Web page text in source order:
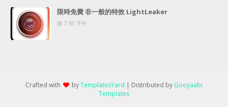
限時免費 非一般的特效 LightLeaker
7:59 下午
Crafted with byTemplatesYard | Distributed by Gooyaabi
Templates